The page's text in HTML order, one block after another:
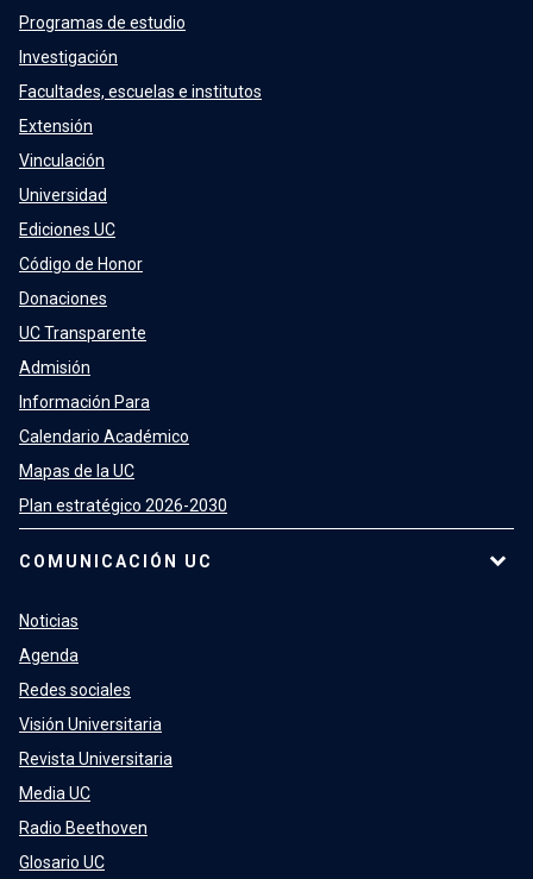
Programas de estudio
Investigación
Facultades, escuelas e institutos
Extensión
Vinculación
Universidad
Ediciones UC
Código de Honor
Donaciones
UC Transparente
Admisión
Información Para
Calendario Académico
Mapas de la UC
Plan estratégico 2026-2030
COMUNICACIÓN UC
Noticias
Agenda
Redes sociales
Visión Universitaria
Revista Universitaria
Media UC
Radio Beethoven
Glosario UC